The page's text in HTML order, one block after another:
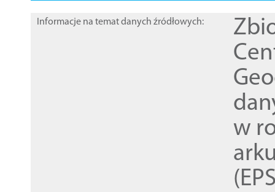
Informacje na temat danych źródłowych:
w